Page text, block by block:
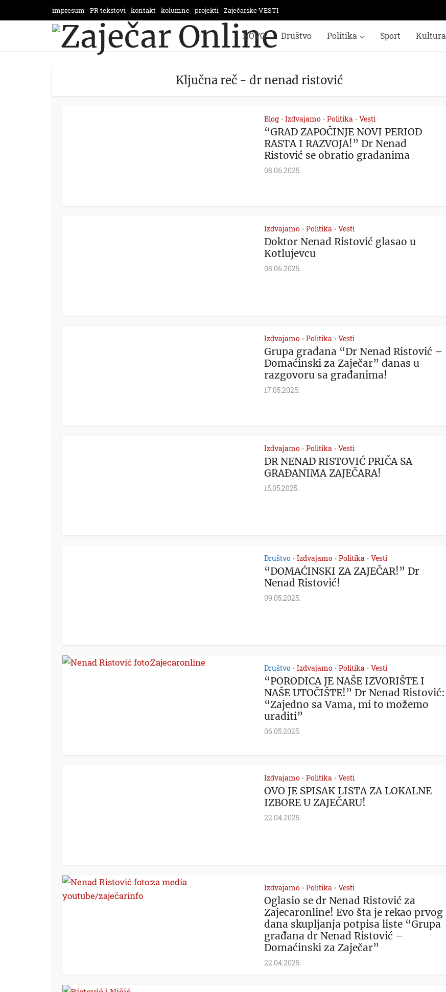
impresum PR tekstovi kontakt kolumne projekti Zaječarske VESTI
NOVO Društvo Politika Sport Kultura
Ključna reč - dr nenad ristović
Blog • Izdvajamo • Politika • Vesti
“GRAD ZAPOČINJE NOVI PERIOD
RASTA I RAZVOJA!” Dr Nenad
Ristović se obratio građanima
08.06.2025.
Izdvajamo • Politika • Vesti
Doktor Nenad Ristović glasao u
Kotlujevcu
08.06.2025.
Izdvajamo • Politika • Vesti
Grupa građana “Dr Nenad Ristović –
Domaćinski za Zaječar” danas u
razgovoru sa građanima!
17.05.2025.
Izdvajamo • Politika • Vesti
DR NENAD RISTOVIĆ PRIČA SA
GRAĐANIMA ZAJEČARA!
15.05.2025.
Društvo • Izdvajamo • Politika • Vesti
“DOMAĆINSKI ZA ZAJEČAR!” Dr
Nenad Ristović!
09.05.2025.
Društvo • Izdvajamo • Politika • Vesti
“PORODICA JE NAŠE IZVORIŠTE I
NAŠE UTOČIŠTE!” Dr Nenad Ristović:
“Zajedno sa Vama, mi to možemo
uraditi”
06.05.2025.
Izdvajamo • Politika • Vesti
OVO JE SPISAK LISTA ZA LOKALNE
IZBORE U ZAJEČARU!
22.04.2025.
Izdvajamo • Politika • Vesti
Oglasio se dr Nenad Ristović za
Zajecaronline! Evo šta je rekao prvog
dana skupljanja potpisa liste “Grupa
građana dr Nenad Ristović –
Domaćinski za Zaječar”
22.04.2025.